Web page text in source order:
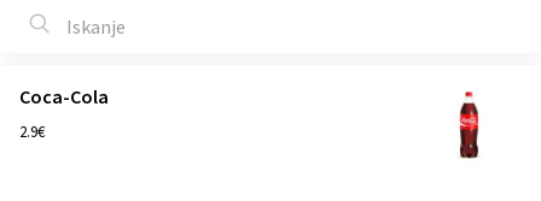
Coca-Cola
2.9€